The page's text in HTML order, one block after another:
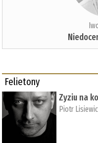
Felietony
Zyziu na
Piotr